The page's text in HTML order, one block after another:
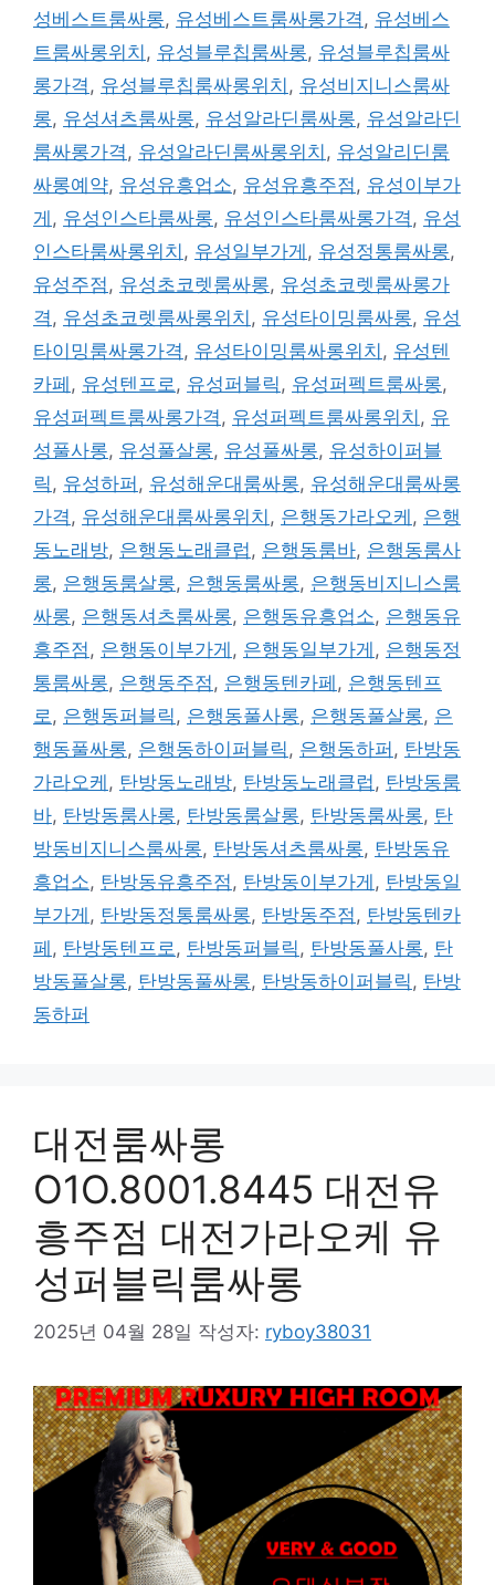
성베스트룸싸롱, 유성베스트룸싸롱가격, 유성베스
트룸싸롱위치 , 유성블루칩룸싸롱, 유성블루칩룸싸
롱가격, 유성블루칩룸싸롱위치 , 유성비지니스룸싸
롱, 유성셔츠룸싸롱, 유성알라딘룸싸롱, 유성알라딘
룸싸롱가격, 유성알라딘룸싸롱위치 , 유성알리딘룸
싸롱예약, 유성유흥업소, 유성유흥주점, 유성이부가
게 , 유성인스타룸싸롱, 유성인스타룸싸롱가격, 유성
인스타룸싸롱위치 , 유성일부가게 , 유성정통룸싸롱,
유성주점, 유성초코렛룸싸롱, 유성초코렛룸싸롱가
격, 유성초코렛룸싸롱위치 , 유성타이밍룸싸롱, 유성
타이밍룸싸롱가격, 유성타이밍룸싸롱위치 , 유성텐
카페 , 유성텐프로, 유성퍼블릭, 유성퍼펙트룸싸롱,
유성퍼펙트룸싸롱가격, 유성퍼펙트룸싸롱위치 , 유
성풀사롱, 유성풀살롱, 유성풀싸롱, 유성하이퍼블
릭, 유성하퍼 , 유성해운대룸싸롱, 유성해운대룸싸롱
가격, 유성해운대룸싸롱위치 , 은행동가라오케 , 은행
동노래방, 은행동노래클럽, 은행동룸바, 은행동룸사
롱, 은행동룸살롱, 은행동룸싸롱, 은행동비지니스룸
싸롱, 은행동셔츠룸싸롱, 은행동유흥업소, 은행동유
흥주점, 은행동이부가게 , 은행동일부가게 , 은행동정
통룸싸롱, 은행동주점, 은행동텐카페 , 은행동텐프
로, 은행동퍼블릭, 은행동풀사롱, 은행동풀살롱, 은
행동풀싸롱, 은행동하이퍼블릭, 은행동하퍼 , 탄방동
가라오케 , 탄방동노래방, 탄방동노래클럽, 탄방동룸
바, 탄방동룸사롱, 탄방동룸살롱, 탄방동룸싸롱, 탄
방동비지니스룸싸롱, 탄방동셔츠룸싸롱, 탄방동유
흥업소, 탄방동유흥주점, 탄방동이부가게 , 탄방동일
부가게 , 탄방동정통룸싸롱, 탄방동주점, 탄방동텐카
페 , 탄방동텐프로, 탄방동퍼블릭, 탄방동풀사롱, 탄
방동풀살롱, 탄방동풀싸롱, 탄방동하이퍼블릭, 탄방
동하퍼
대전룸싸롱
O1O.8001.8445 대전유
흥주점 대전가라오케 유
성퍼블릭룸싸롱
2025년 04월 28일 작성자: ryboy38031